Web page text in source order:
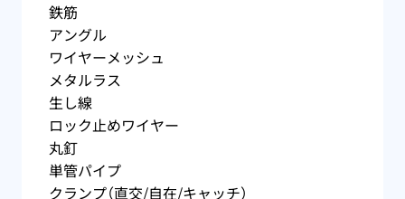
鉄筋
アングル
ワイヤーメッシュ
メタルラス
生し線
ロック止めワイヤー
丸釘
単管パイプ
クランプ（直交/自在/キャッチ）